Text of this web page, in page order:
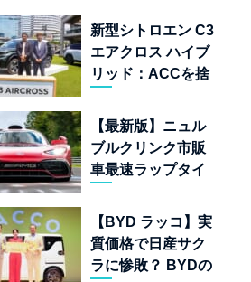
新型シトロエン C3
エアクロス ハイブ
リッド：ACCを捨
毯」を手に入れた
フランスの異端児
【最新版】ニュル
ブルクリンク市販
車最速ラップタイ
22台を一挙公開
【BYD ラッコ】実
質価格で日産サク
ラに惨敗？ BYDの